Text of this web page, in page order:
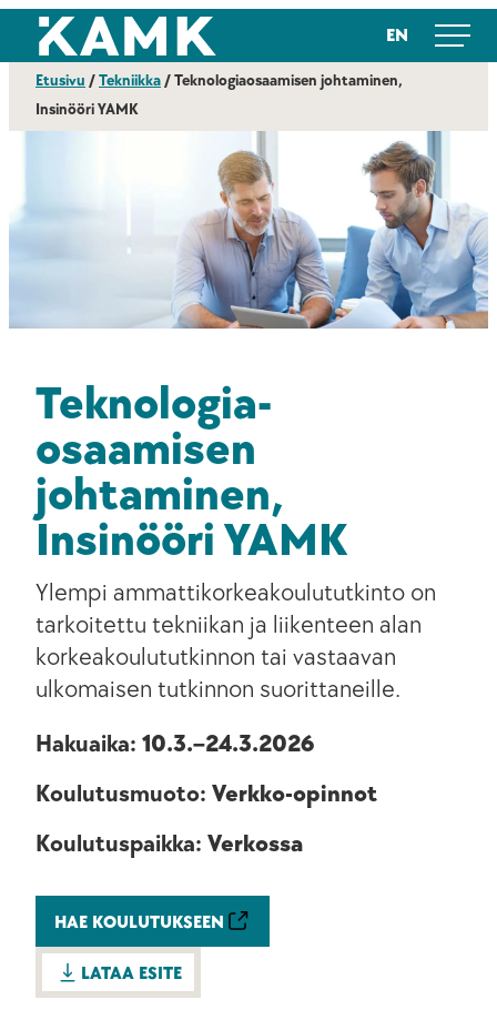
Siirry
suoraan
sisältöön
Kajaanin ammattikorkeakoulu EN
Etusivu /Tekniikka/Teknologiaosaamisen johtaminen,
Insinööri YAMK
Teknologia­
osaamisen
johtaminen,
Insinööri YAMK
Ylempi ammattikorkeakoulututkinto on
tarkoitettu tekniikan ja liikenteen alan
korkeakoulututkinnon tai vastaavan
ulkomaisen tutkinnon suorittaneille.
Hakuaika: 10.3.–24.3.2026
Koulutusmuoto: Verkko-opinnot
Koulutuspaikka: Verkossa
HAE KOULUTUKSEEN
LATAA ESITE